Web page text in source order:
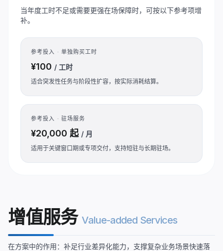
当年度工时不足或需要更强在场保障时，可按以下参考项增
补。
参考投入 · 单独购买工时
¥100 / 工时
适合突发性任务与阶段性扩容，按实际消耗结算。
参考投入 · 驻场服务
¥20,000 起 / 月
适用于关键窗口期或专项交付，支持短驻与长期驻场。
增值服务 Value-added Services
在方案中的作用：补足行业差异化能力，支撑复杂业务场景快速落